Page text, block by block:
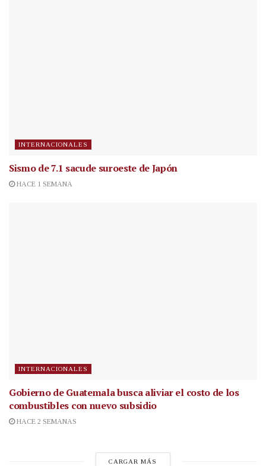
INTERNACIONALES
Sismo de 7.1 sacude suroeste de Japón
HACE 1 SEMANA
INTERNACIONALES
Gobierno de Guatemala busca aliviar el costo de los
combustibles con nuevo subsidio
HACE 2 SEMANAS
CARGAR MÁS